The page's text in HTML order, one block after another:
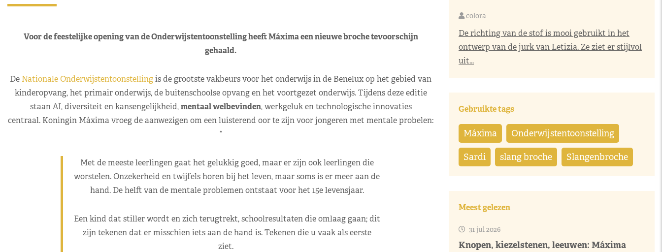
Voor de feestelijke opening van de Onderwijstentoonstelling heeft Máxima een nieuwe broche tevoorschijn
gehaald.
De Nationale Onderwijstentoonstellingis de grootste vakbeurs voor het onderwijs in de Benelux op het gebied van
kinderopvang, het primair onderwijs, de buitenschoolse opvang en het voortgezet onderwijs. Tijdens deze editie
staan AI, diversiteit en kansengelijkheid,mentaal welbevinden, werkgeluk en technologische innovaties
centraal. Koningin Máxima vroeg de aanwezigen om een luisterend oor te zijn voor jongeren met mentale probelen:
“
Met de meeste leerlingen gaat het gelukkig goed, maar er zijn ook leerlingen die
worstelen. Onzekerheid en twijfels horen bij het leven, maar soms is er meer aan de
hand. De helft van de mentale problemen ontstaat voor het 15e levensjaar.
Een kind dat stiller wordt en zich terugtrekt, schoolresultaten die omlaag gaan; dit
zijn tekenen dat er misschien iets aan de hand is. Tekenen die u vaak als eerste
ziet.
colora
De richting van de stof is mooi gebruikt in het
ontwerp van de jurk van Letizia. Ze ziet er stijlvol
uit...
Gebruikte tags
Máxima Onderwijstentoonstelling
Sardi slang broche Slangenbroche
Meest gelezen
31 jul 2026
Knopen, kiezelstenen, leeuwen: Máxima